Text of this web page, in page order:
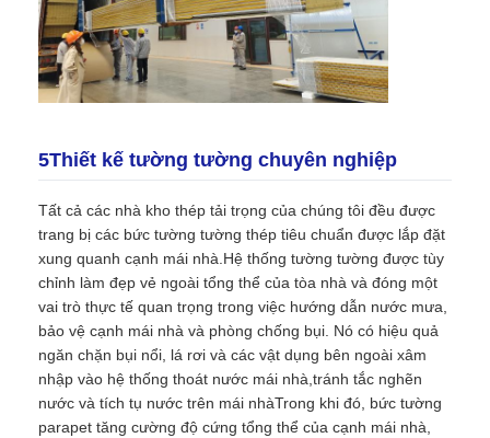
5Thiết kế tường tường chuyên nghiệp
Tất cả các nhà kho thép tải trọng của chúng tôi đều được
trang bị các bức tường tường thép tiêu chuẩn được lắp đặt
xung quanh cạnh mái nhà.Hệ thống tường tường được tùy
chỉnh làm đẹp vẻ ngoài tổng thể của tòa nhà và đóng một
vai trò thực tế quan trọng trong việc hướng dẫn nước mưa,
bảo vệ cạnh mái nhà và phòng chống bụi. Nó có hiệu quả
ngăn chặn bụi nổi, lá rơi và các vật dụng bên ngoài xâm
nhập vào hệ thống thoát nước mái nhà,tránh tắc nghẽn
nước và tích tụ nước trên mái nhàTrong khi đó, bức tường
parapet tăng cường độ cứng tổng thể của cạnh mái nhà,